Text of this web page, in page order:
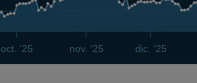
oct. '25 nov. '25 dic. '25